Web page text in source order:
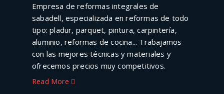
Empresa de reformas integrales de
sabadell, especializada en reformas de todo
tipo: pladur, parquet, pintura, carpintería,
aluminio, reformas de cocina... Trabajamos
con las mejores técnicas y materiales y
ofrecemos precios muy competitivos.
Read More